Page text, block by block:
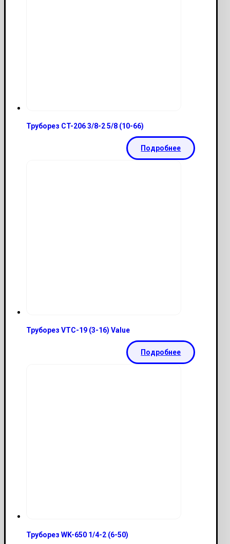
Труборез CT-206 3/8-2 5/8 (10-66)
Подробнее
Труборез VTC-19 (3-16) Value
Подробнее
Труборез WK-650 1/4-2 (6-50)